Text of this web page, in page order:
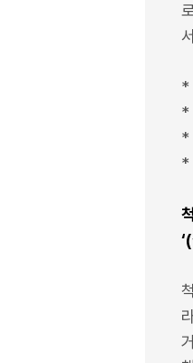
*
*
*
*